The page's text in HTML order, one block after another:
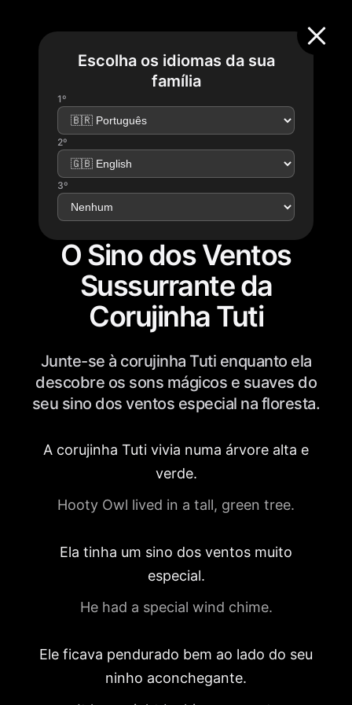
Escolha os idiomas da sua
família
1º
2º
3º
O Sino dos Ventos
Sussurrante da
Corujinha Tuti
Junte-se à corujinha Tuti enquanto ela
descobre os sons mágicos e suaves do
seu sino dos ventos especial na floresta.
A corujinha Tuti vivia numa árvore alta e
verde.
Hooty Owl lived in a tall, green tree.
Ela tinha um sino dos ventos muito
especial.
He had a special wind chime.
Ele ficava pendurado bem ao lado do seu
ninho aconchegante.